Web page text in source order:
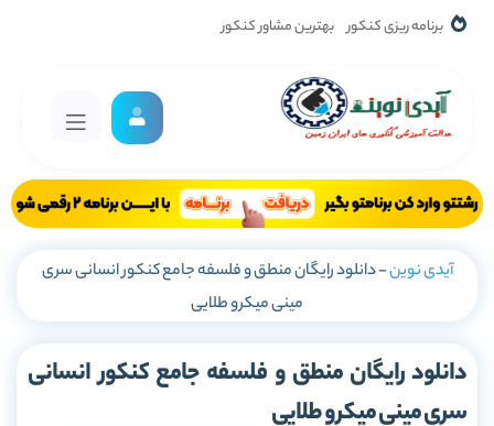
برنامه ریزی کنکور بهترین مشاور کنکور
آیدی نوین-دانلود رایگان منطق و فلسفه جامع کنکور انسانی سری
مینی میکرو طلایی
دانلود رایگان منطق و فلسفه جامع کنکور انسانی
سری مینی میکرو طلایی